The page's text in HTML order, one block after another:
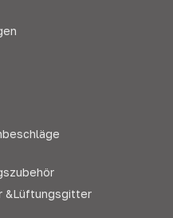
&Lüftungsgitter